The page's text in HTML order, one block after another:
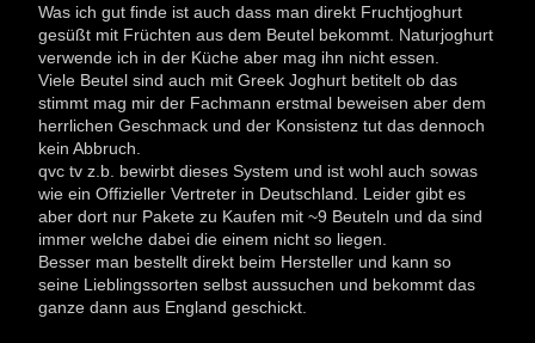
Was ich gut finde ist auch dass man direkt Fruchtjoghurt
gesüßt mit Früchten aus dem Beutel bekommt. Naturjoghurt
verwende ich in der Küche aber mag ihn nicht essen.
Viele Beutel sind auch mit Greek Joghurt betitelt ob das
stimmt mag mir der Fachmann erstmal beweisen aber dem
herrlichen Geschmack und der Konsistenz tut das dennoch
kein Abbruch.
qvc tv z.b. bewirbt dieses System und ist wohl auch sowas
wie ein Offizieller Vertreter in Deutschland. Leider gibt es
aber dort nur Pakete zu Kaufen mit ~9 Beuteln und da sind
immer welche dabei die einem nicht so liegen.
Besser man bestellt direkt beim Hersteller und kann so
seine Lieblingssorten selbst aussuchen und bekommt das
ganze dann aus England geschickt.